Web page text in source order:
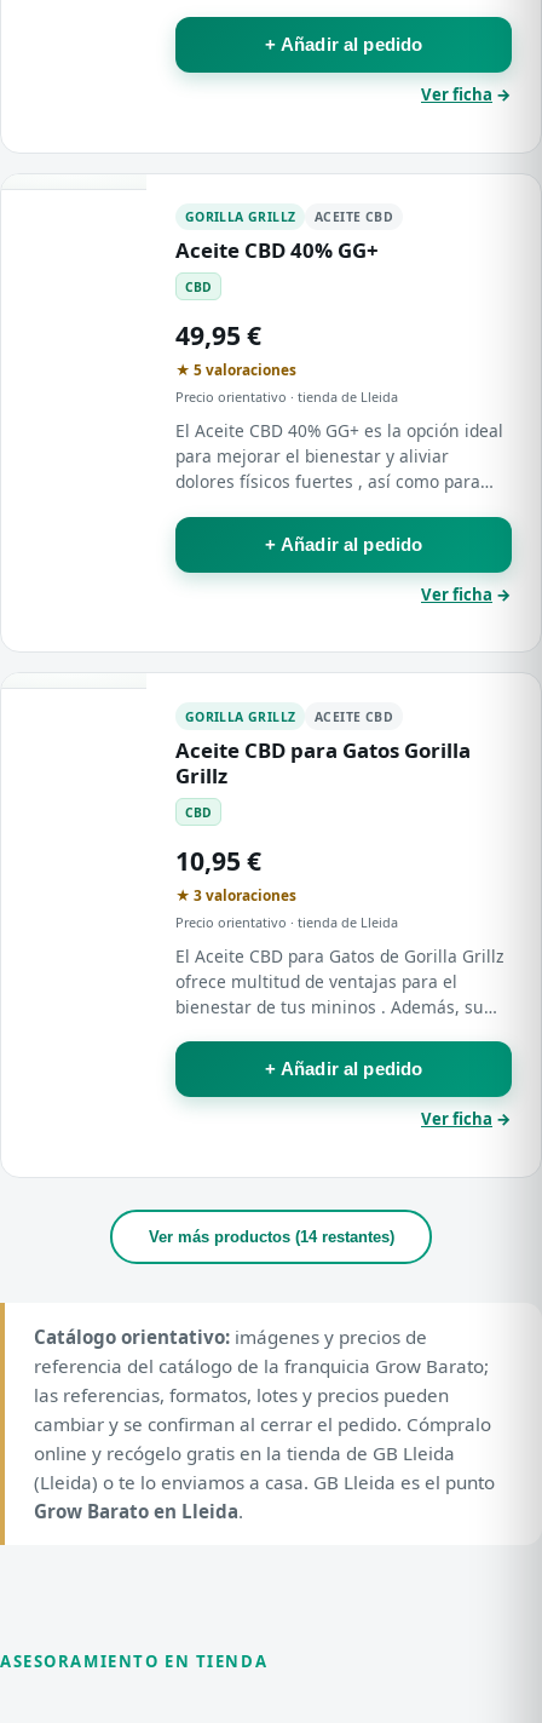
un gran punto de partida para conocer
los beneficios…
+ Añadir al pedido
Ver ficha →
GORILLA GRILLZ ACEITE CBD
Aceite CBD 40% GG+
CBD
49,95 €
★ 5 valoraciones
Precio orientativo · tienda de Lleida
El Aceite CBD 40% GG+ es la opción ideal
para mejorar el bienestar y aliviar
dolores físicos fuertes , así como para
de estrés .
+ Añadir al pedido
Ver ficha →
GORILLA GRILLZ ACEITE CBD
Aceite CBD para Gatos Gorilla
Grillz
CBD
10,95 €
★ 3 valoraciones
Precio orientativo · tienda de Lleida
El Aceite CBD para Gatos de Gorilla Grillz
ofrece multitud de ventajas para el
bienestar de tus mininos . Además, su
mascotas disfrutarán de un producto
libre…
+ Añadir al pedido
Ver ficha →
Ver más productos (14 restantes)
Catálogo orientativo: imágenes y precios de
referencia del catálogo de la franquicia Grow Barato;
las referencias, formatos, lotes y precios pueden
cambiar y se confirman al cerrar el pedido. Cómpralo
online y recógelo gratis en la tienda de GB Lleida
(Lleida) o te lo enviamos a casa. GB Lleida es el punto
Grow Barato en Lleida.
ASESORAMIENTO EN TIENDA